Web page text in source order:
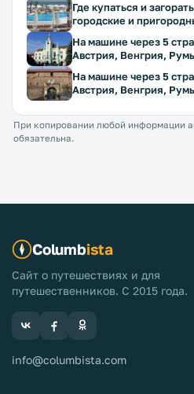
Где купаться и
городские и
На машине через 5
Австрия, Венгрия,
На машине через 5
Австрия, Венгрия,
При копировании любой информации
обязательна.
Columbista
Сайт о путешествиях и для
путешественников. С 2015 года.
info@columbista.com